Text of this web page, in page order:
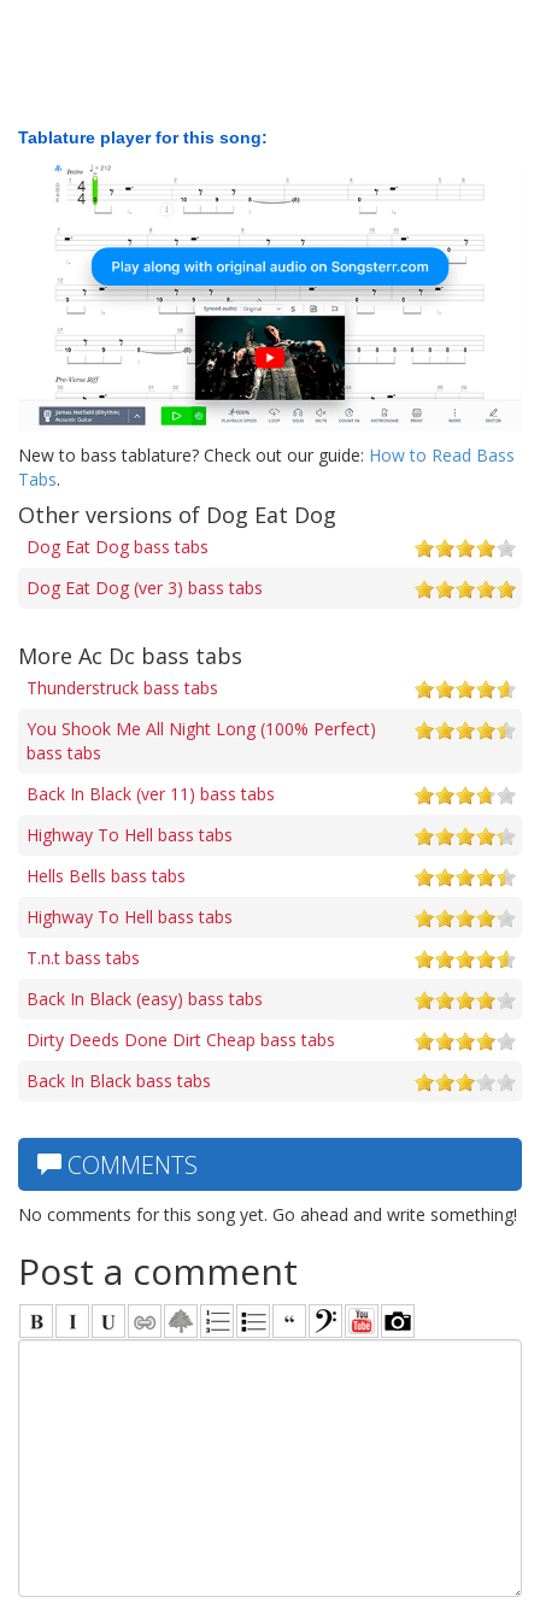
Tablature player for this song:
New to bass tablature? Check out our guide: How to Read Bass
Tabs.
Other versions of Dog Eat Dog
Dog Eat Dog bass tabs
Dog Eat Dog (ver 3) bass tabs
More Ac Dc bass tabs
Thunderstruck bass tabs
You Shook Me All Night Long (100% Perfect)
bass tabs
Back In Black (ver 11) bass tabs
Highway To Hell bass tabs
Hells Bells bass tabs
Highway To Hell bass tabs
T.n.t bass tabs
Back In Black (easy) bass tabs
Dirty Deeds Done Dirt Cheap bass tabs
Back In Black bass tabs
COMMENTS
No comments for this song yet. Go ahead and write something!
Post a comment